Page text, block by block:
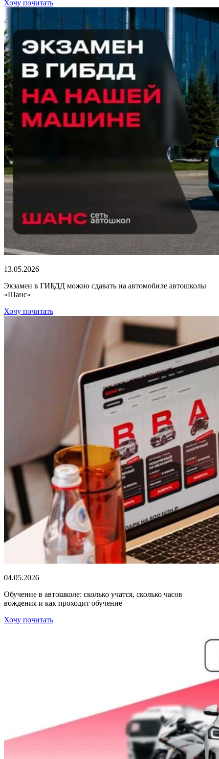
Хочу почитать
13.05.2026
Экзамен в ГИБДД можно сдавать на автомобиле автошколы
«Шанс»
Хочу почитать
04.05.2026
Обучение в автошколе: сколько учатся, сколько часов
вождения и как проходит обучение
Хочу почитать